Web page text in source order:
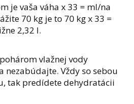
je vaša váha x 33 = ml/na
70 kg je to 70 kg x 33 =
2,32 l.
vlažnej vody
nezabúdajte. Vždy so sebou
tak predídete dehydratácii